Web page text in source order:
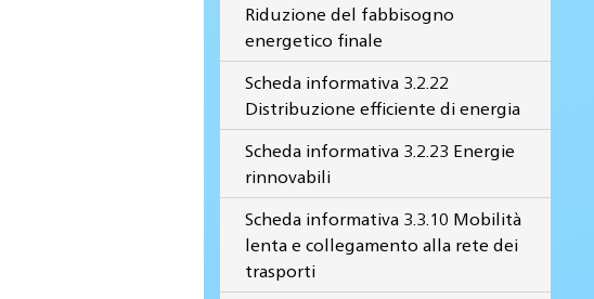
Riduzione del fabbisogno
energetico finale
Scheda informativa 3.2.22
Distribuzione efficiente di energia
Scheda informativa 3.2.23 Energie
rinnovabili
Scheda informativa 3.3.10 Mobilità
lenta e collegamento alla rete dei
trasporti